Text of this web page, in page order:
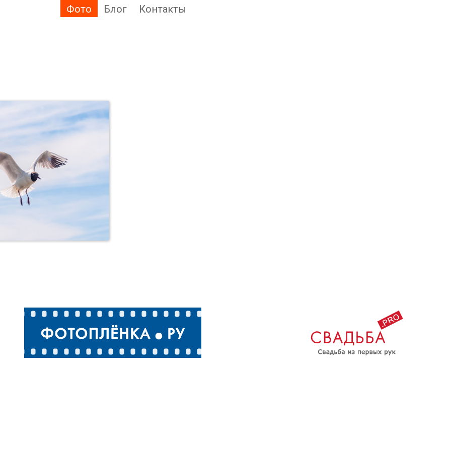
Фото Блог Контакты
Чайка